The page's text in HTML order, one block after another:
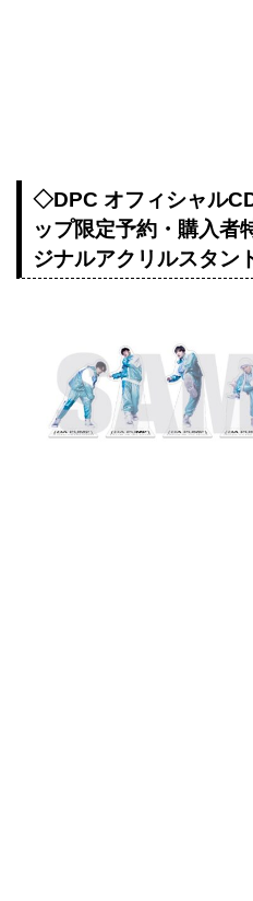
◇DPC オフィシャル
ップ限定予約・購入者
ジナルアクリルスタン